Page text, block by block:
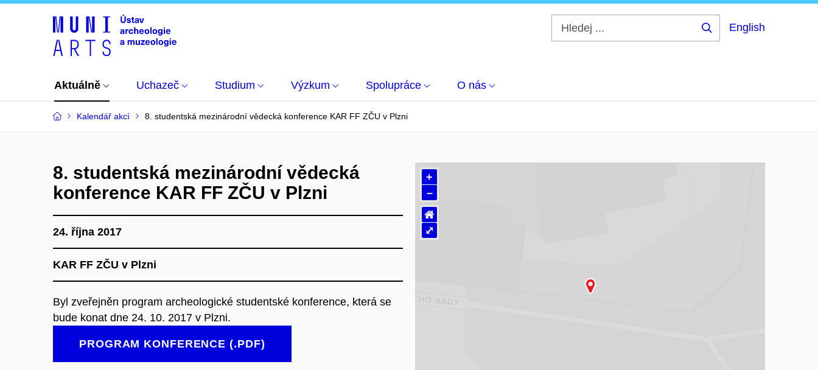
English
Aktuálně Uchazeč Studium Výzkum Spolupráce O nás
Kalendář akcí 8. studentská mezinárodní vědecká konference KAR FF ZČU v Plzni
8. studentská mezinárodní vědecká
konference KAR FF ZČU v Plzni
24. října 2017
KAR FF ZČU v Plzni
Byl zveřejněn program archeologické studentské konference, která se
bude konat dne 24. 10. 2017 v Plzni.
PROGRAM KONFERENCE (.PDF)
+
–
⌂
⤢